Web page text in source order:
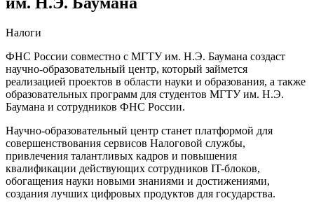
Налоги
ФНС России совместно с МГТУ им. Н.Э. Баумана создаст
научно-образовательный центр, который займется
реализацией проектов в области науки и образования, а также
образовательных программ для студентов МГТУ им. Н.Э.
Баумана и сотрудников ФНС России.
Научно-образовательный центр станет платформой для
совершенствования сервисов Налоговой службы,
привлечения талантливых кадров и повышения
квалификации действующих сотрудников IT-блоков,
обогащения науки новыми знаниями и достижениями,
создания лучших цифровых продуктов для государства.